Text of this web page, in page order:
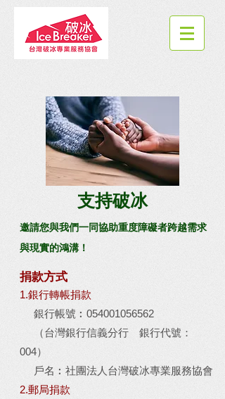
支持破冰
邀請您與我們一同協助重度障礙者跨越需求
與現實的鴻溝！
捐款方式
1.銀行轉帳捐款
銀行帳號︰054001056562
（台灣銀行信義分行 銀行代號：
004）
戶名︰社團法人台灣破冰專業服務協會
2.郵局捐款